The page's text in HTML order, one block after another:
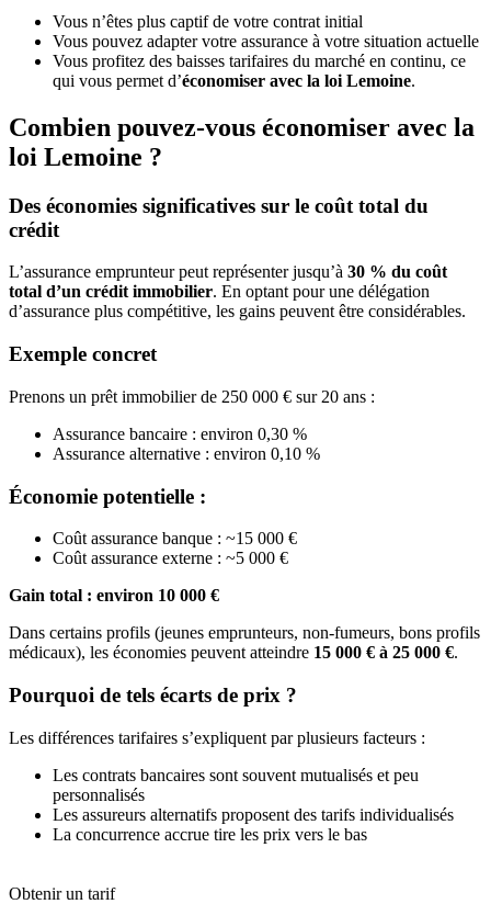
Vous n’êtes plus captif de votre contrat initial
Vous pouvez adapter votre assurance à votre situation actuelle
Vous profitez des baisses tarifaires du marché en continu, ce
qui vous permet d’économiser avec la loi Lemoine.
Combien pouvez-vous économiser avec la
loi Lemoine ?
Des économies significatives sur le coût total du
crédit
L’assurance emprunteur peut représenter jusqu’à 30 % du coût
total d’un crédit immobilier. En optant pour une délégation
d’assurance plus compétitive, les gains peuvent être considérables.
Exemple concret
Prenons un prêt immobilier de 250 000 € sur 20 ans :
Assurance bancaire : environ 0,30 %
Assurance alternative : environ 0,10 %
Économie potentielle :
Coût assurance banque : ~15 000 €
Coût assurance externe : ~5 000 €
Gain total : environ 10 000 €
Dans certains profils (jeunes emprunteurs, non-fumeurs, bons profils
médicaux), les économies peuvent atteindre 15 000 € à 25 000 €.
Pourquoi de tels écarts de prix ?
Les différences tarifaires s’expliquent par plusieurs facteurs :
Les contrats bancaires sont souvent mutualisés et peu
personnalisés
Les assureurs alternatifs proposent des tarifs individualisés
La concurrence accrue tire les prix vers le bas
Obtenir un tarif